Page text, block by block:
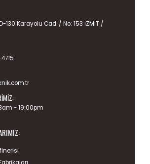
130 Karayolu Cad. / No: 153 İZMİT /
- 19:00pm